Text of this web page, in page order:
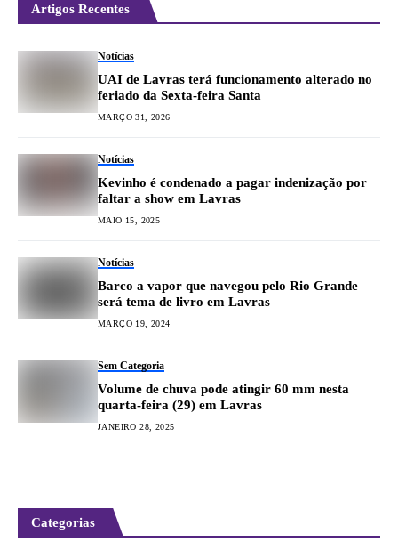
Artigos Recentes
Notícias
UAI de Lavras terá funcionamento alterado no
feriado da Sexta-feira Santa
MARÇO 31, 2026
Notícias
Kevinho é condenado a pagar indenização por
faltar a show em Lavras
MAIO 15, 2025
Notícias
Barco a vapor que navegou pelo Rio Grande
será tema de livro em Lavras
MARÇO 19, 2024
Sem Categoria
Volume de chuva pode atingir 60 mm nesta
quarta-feira (29) em Lavras
JANEIRO 28, 2025
Categorias